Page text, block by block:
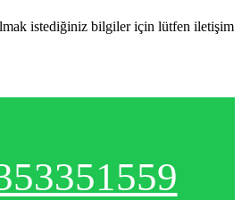
istediğiniz bilgiler için lütfen iletişim